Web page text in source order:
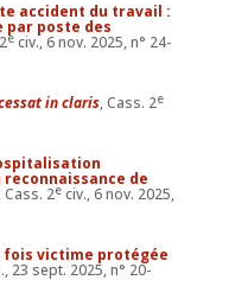
accident du travail :
par poste des
eciv., 6 nov. 2025, n° 24-
in claris, Cass. 2e
de
, Cass. 2eciv., 6 nov. 2025,
fois victime protégée
23 sept. 2025, n° 20-